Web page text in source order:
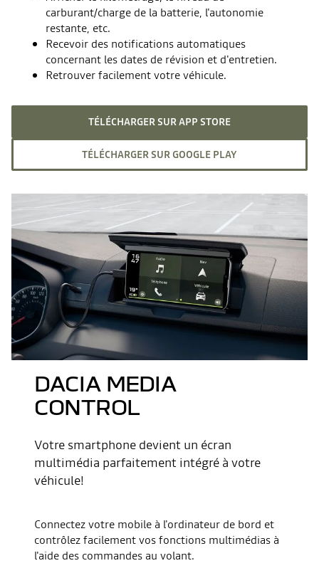
carburant/charge de la batterie, l'autonomie
restante, etc.
Recevoir des notifications automatiques
concernant les dates de révision et d'entretien.
Retrouver facilement votre véhicule.
TÉLÉCHARGER SUR APP STORE
TÉLÉCHARGER SUR GOOGLE PLAY
DACIA MEDIA
CONTROL
Votre smartphone devient un écran
multimédia parfaitement intégré à votre
véhicule!
Connectez votre mobile à l'ordinateur de bord et
contrôlez facilement vos fonctions multimédias à
l'aide des commandes au volant.